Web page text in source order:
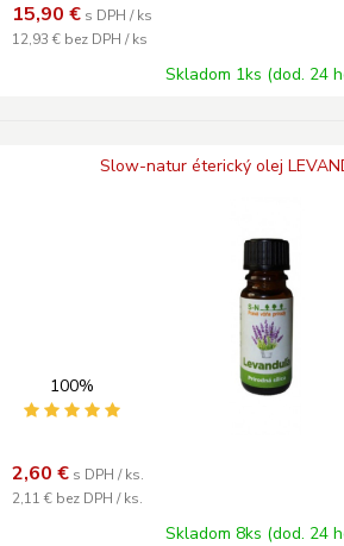
15,90 € s DPH / ks
12,93 € bez DPH / ks
Skladom 1ks (dod. 24
Slow-natur éterický olej
100%
2,60 € s DPH / ks.
2,11 € bez DPH / ks.
Skladom 8ks (dod. 24